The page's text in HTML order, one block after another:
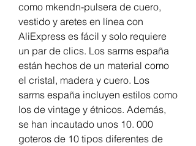
como mkendn-pulsera de cuero,
vestido y aretes en línea con
AliExpress es fácil y solo requiere
un par de clics. Los sarms españa
están hechos de un material como
el cristal, madera y cuero. Los
sarms españa incluyen estilos como
los de vintage y étnicos. Además,
se han incautado unos 10. 000
goteros de 10 tipos diferentes de